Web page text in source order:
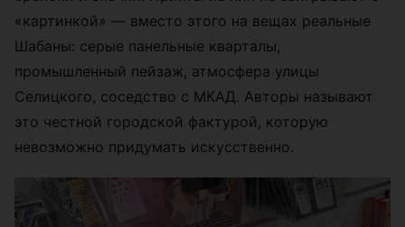
«картинкой» — вместо этого на вещах реальные
Шабаны: серые панельные кварталы,
промышленный пейзаж, атмосфера улицы
Селицкого, соседство с МКАД. Авторы называют
это честной городской фактурой, которую
невозможно придумать искусственно.